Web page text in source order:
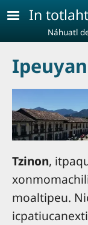
Pasar al
In
Náhuatl
Ipeuyan
Tzinon,
moaltipeu.